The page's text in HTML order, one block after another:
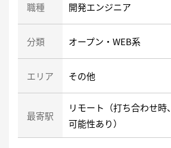
職種 開発エンジニア
分類 オープン・WEB系
エリア その他
最寄駅
リモート（打ち合わせ時
可能性あり）